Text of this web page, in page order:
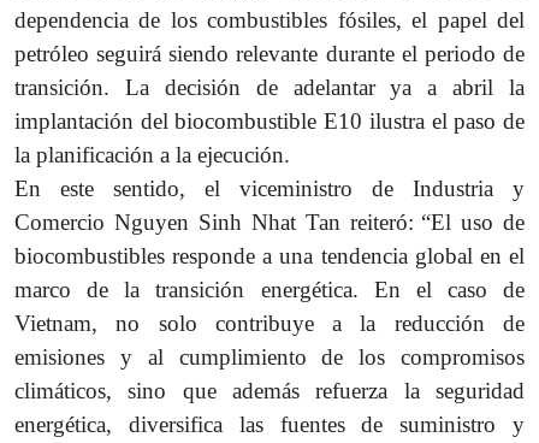
dependencia de los combustibles fósiles, el papel del
petróleo seguirá siendo relevante durante el periodo de
transición. La decisión de adelantar ya a abril la
implantación del biocombustible E10 ilustra el paso de
la planificación a la ejecución.
En este sentido, el viceministro de Industria y
Comercio Nguyen Sinh Nhat Tan reiteró: “El uso de
biocombustibles responde a una tendencia global en el
marco de la transición energética. En el caso de
Vietnam, no solo contribuye a la reducción de
emisiones y al cumplimiento de los compromisos
climáticos, sino que además refuerza la seguridad
energética, diversifica las fuentes de suministro y